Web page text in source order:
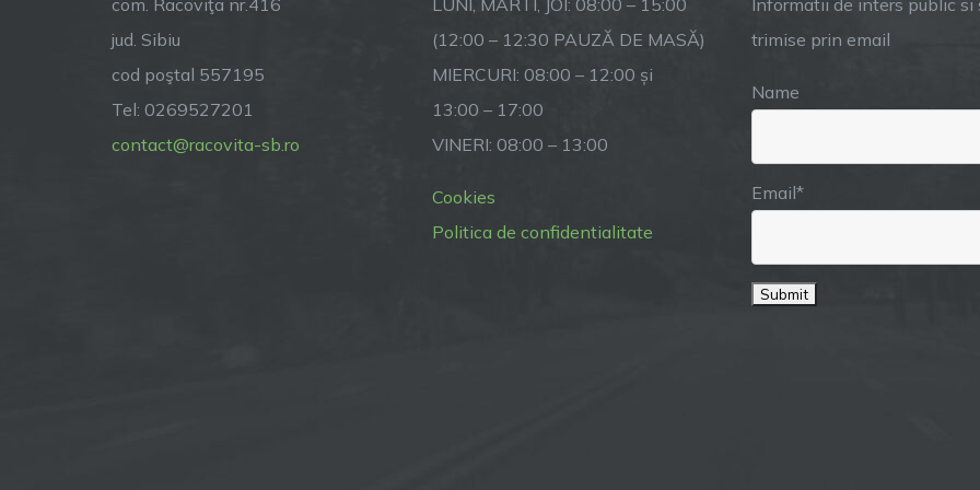
ANIMALELOR
com. Racoviţa nr.416
jud. Sibiu
cod poştal 557195
Tel: 0269527201
contact@racovita-sb.ro
LUNI, MARTI, JOI: 08:00 – 15:00
(12:00 – 12:30 PAUZĂ DE MASĂ)
MIERCURI: 08:00 – 12:00 și
13:00 – 17:00
VINERI: 08:00 – 13:00
Cookies
Politica de confidentialitate
Informatii de inters public si
trimise prin email
Name
Email*